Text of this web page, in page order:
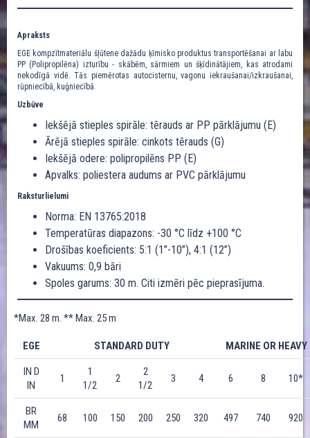
Apraksts
EGE kompzītmateriālu šļūtene dažādu ķīmisko produktus transportēšanai ar labu
PP (Polipropilēna) izturību - skābēm, sārmiem un šķīdinātājiem, kas atrodami
nekodīgā vidē. Tās piemērotas autocisternu, vagonu iekraušanai/izkraušanai,
rūpniecībā, kuģniecībā.
Uzbūve
Iekšējā stieples spirāle: tērauds ar PP pārklājumu (E)
Ārējā stieples spirāle: cinkots tērauds (G)
Iekšējā odere: polipropilēns PP (E)
Apvalks: poliestera audums ar PVC pārklājumu
Raksturlielumi
Norma: EN 13765:2018
Temperatūras diapazons: -30 °C līdz +100 °C
Drošības koeficients: 5:1 (1”-10”), 4:1 (12”)
Vakuums: 0,9 bāri
Spoles garums: 30 m. Citi izmēri pēc pieprasījuma.
*Max. 28 m. ** Max. 25 m
EGE STANDARD DUTY MARINE OR HEAVY
IN D
IN
1
1
1/2
2
2
1/2
3 4 6 8 10*
BR
MM
68 100 150 200 250 320 497 740 920